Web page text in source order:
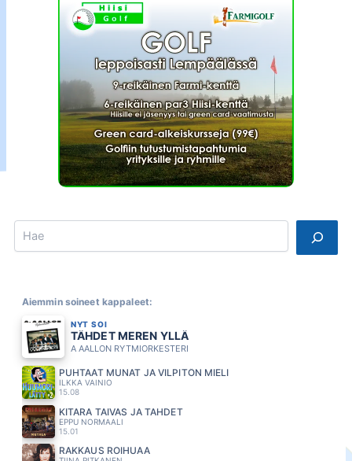
Search
Aiemmin soineet kappaleet:
NYT SOI
TÄHDET MEREN YLLÄ
A AALLON RYTMIORKESTERI
PUHTAAT MUNAT JA VILPITÖN MIELI
ILKKA VAINIO
15.08
KITARA TAIVAS JA TAHDET
EPPU NORMAALI
15.01
RAKKAUS ROIHUAA